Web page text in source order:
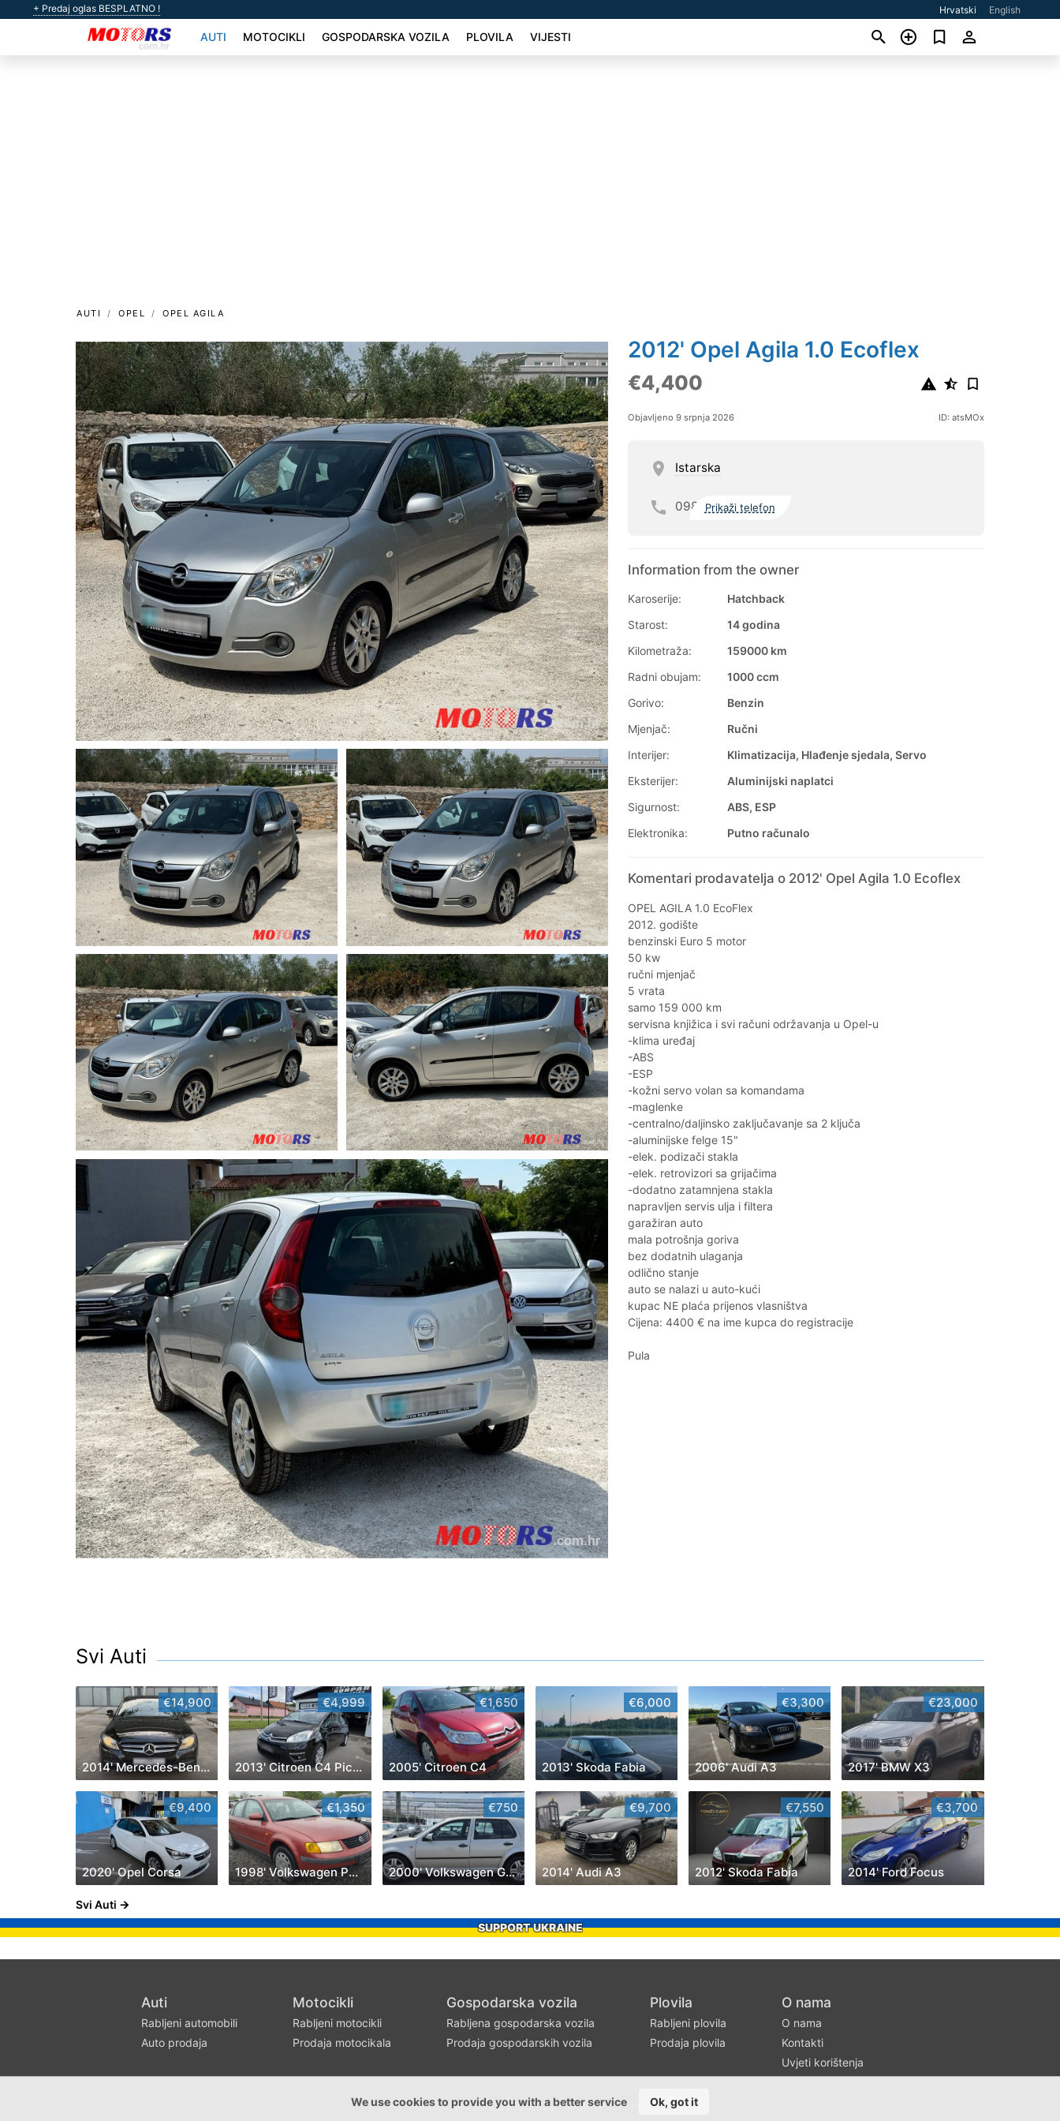
+ Predaj oglas BESPLATNO ! Hrvatski English
AUTI MOTOCIKLI GOSPODARSKA VOZILA PLOVILA VIJESTI
AUTI OPEL OPEL AGILA
2012' Opel Agila 1.0 Ecoflex
€4,400
Objavljeno 9 srpnja 2026 ID: atsMOx
Istarska
098 Prikaži telefon
Information from the owner
Karoserije:
Hatchback
Starost:
14 godina
Kilometraža:
159000 km
Radni obujam:
1000 ccm
Gorivo:
Benzin
Mjenjač:
Ručni
Interijer:
Klimatizacija, Hlađenje sjedala, Servo
Eksterijer:
Aluminijski naplatci
Sigurnost:
ABS, ESP
Elektronika:
Putno računalo
Komentari prodavatelja o 2012' Opel Agila 1.0 Ecoflex
OPEL AGILA 1.0 EcoFlex
2012. godište
benzinski Euro 5 motor
50 kw
ručni mjenjač
5 vrata
samo 159 000 km
servisna knjižica i svi računi održavanja u Opel-u
-klima uređaj
-ABS
-ESP
-kožni servo volan sa komandama
-maglenke
-centralno/daljinsko zaključavanje sa 2 ključa
-aluminijske felge 15"
-elek. podizači stakla
-elek. retrovizori sa grijačima
-dodatno zatamnjena stakla
napravljen servis ulja i filtera
garažiran auto
mala potrošnja goriva
bez dodatnih ulaganja
odlično stanje
auto se nalazi u auto-kući
kupac NE plaća prijenos vlasništva
Cijena: 4400 € na ime kupca do registracije
Pula
Svi Auti
€14,900
2014' Mercedes-Benz C-Klasa 220 Cdi
€4,999
2013' Citroen C4 Picasso
€1,650
2005' Citroen C4
€6,000
2013' Skoda Fabia
€3,300
2006' Audi A3
€23,000
2017' BMW X3
€9,400
2020' Opel Corsa
€1,350
1998' Volkswagen Passat
€750
2000' Volkswagen Golf IV
€9,700
2014' Audi A3
€7,550
2012' Skoda Fabia
€3,700
2014' Ford Focus
Svi Auti
SUPPORT UKRAINE
Auti
Rabljeni automobili
Auto prodaja
Motocikli
Rabljeni motocikli
Prodaja motocikala
Gospodarska vozila
Rabljena gospodarska vozila
Prodaja gospodarskih vozila
Plovila
Rabljeni plovila
Prodaja plovila
O nama
O nama
Kontakti
Uvjeti korištenja
©2016-2026 - motors.com.hr
We use cookies to provide you with a better service Ok, got it